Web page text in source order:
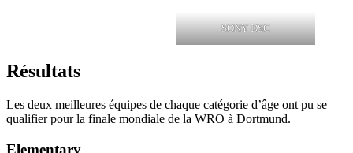
SONY DSC
Résultats
Les deux meilleures équipes de chaque catégorie d’âge ont pu se
qualifier pour la finale mondiale de la WRO à Dortmund.
Elementary